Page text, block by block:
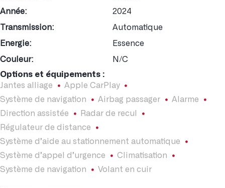
Année:
2024
Transmission:
Automatique
Energie:
Essence
Couleur:
N/C
Options et équipements :
Jantes alliage
Apple CarPlay
Système de navigation
Airbag passager
Alarme
Direction assistée
Radar de recul
Régulateur de distance
Système d’aide au stationnement automatique
Système d’appel d’urgence
Climatisation
Système de navigation
Volant en cuir